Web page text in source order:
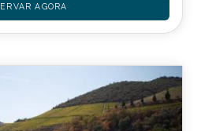
AGORA